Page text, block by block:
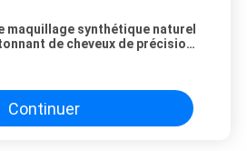
maquillage synthétique naturel
de cheveux de précision
Continuer